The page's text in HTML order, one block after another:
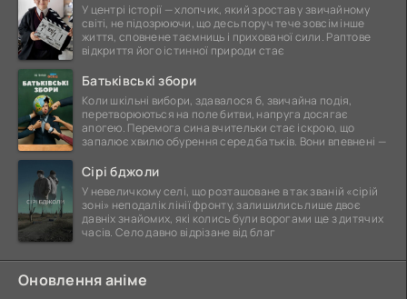
У центрі історії — хлопчик, який зростав у звичайному
світі, не підозрюючи, що десь поруч тече зовсім інше
життя, сповнене таємниць і прихованої сили. Раптове
відкриття його істинної природи стає
Батьківські збори
Коли шкільні вибори, здавалося б, звичайна подія,
перетворюються на поле битви, напруга досягає
апогею. Перемога сина вчительки стає іскрою, що
запалює хвилю обурення серед батьків. Вони впевнені —
Сірі бджоли
У невеличкому селі, що розташоване в так званій «сірій
зоні» неподалік лінії фронту, залишились лише двоє
давніх знайомих, які колись були ворогами ще з дитячих
часів. Село давно відрізане від благ
Оновлення аніме